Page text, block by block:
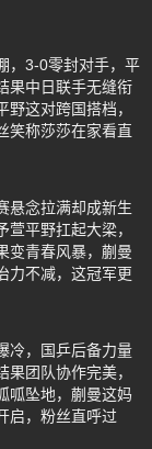
，3-0零封对手，平
果中日联手无缝衔
这对跨国搭档，
笑称莎莎在家看直
悬念拉满却成新生
平野扛起大梁，
变青春风暴，蒯曼
力不减，这冠军更
冷，国乒后备力量
团队协作完美，
呱坠地，蒯曼这妈
启，粉丝直呼过